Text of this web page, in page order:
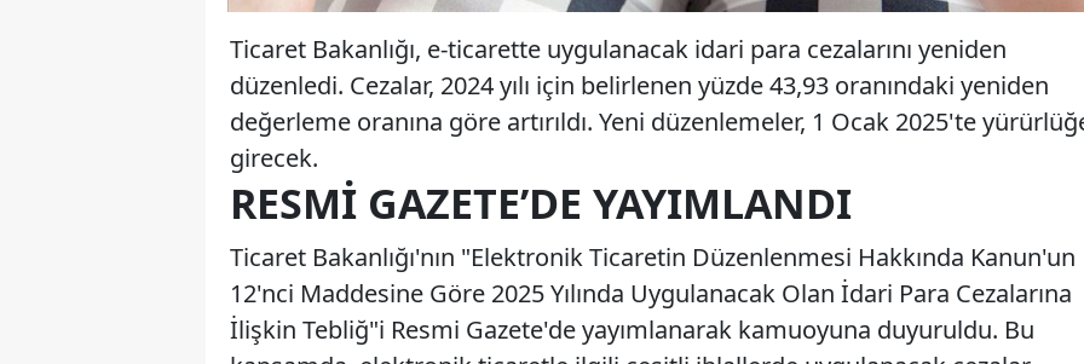
Ticaret Bakanlığı, e-ticarette uygulanacak idari para cezalarını yeniden
düzenledi. Cezalar, 2024 yılı için belirlenen yüzde 43,93 oranındaki yeniden
değerleme oranına göre artırıldı. Yeni düzenlemeler, 1 Ocak 2025'te
girecek.
RESMI GAZETE’DE YAYIMLANDI
Ticaret Bakanlığı'nın "Elektronik Ticaretin Düzenlenmesi Hakkında Kanun'un
12'nci Maddesine Göre 2025 Yılında Uygulanacak Olan İdari Para Cezalarına
İlişkin Tebliğ"i Resmi Gazete'de yayımlanarak kamuoyuna duyuruldu. Bu